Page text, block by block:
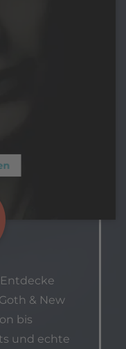
Entdecke
& New
bis
und echte